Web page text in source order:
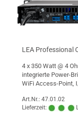
LEA Professional
4 x 350 Watt @ 4
integrierte Power-
WiFi Access-Point,
Art.Nr.: 47.01.02
Lieferzeit: